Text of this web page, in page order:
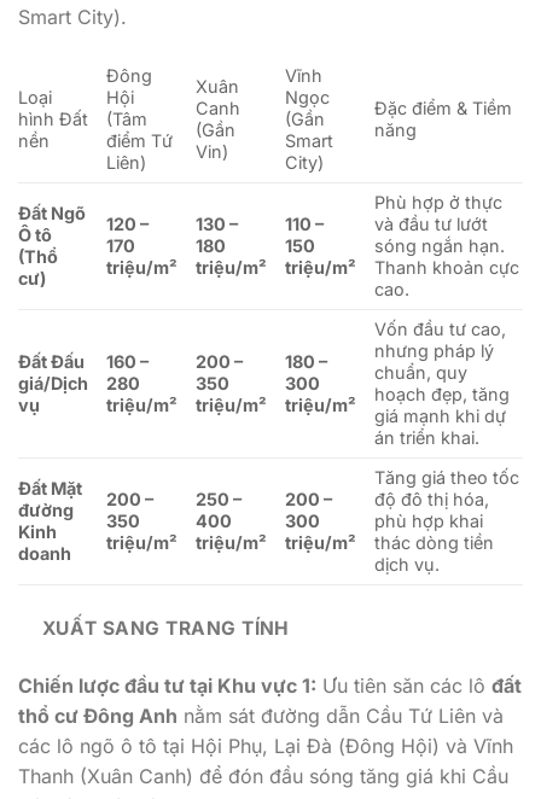
Smart City).
Loại
hình Đất
nền
Đông
Hội
(Tâm
điểm Tứ
Liên)
Xuân
Canh
(Gần
Vin)
Vĩnh
Ngọc
(Gần
Smart
City)
Đặc điểm & Tiềm
năng
Đất Ngõ
Ô tô
(Thổ
cư)
120 –
170
triệu/m²
130 –
180
triệu/m²
110 –
150
triệu/m²
Phù hợp ở thực
và đầu tư lướt
sóng ngắn hạn.
Thanh khoản cực
cao.
Đất Đấu
giá/Dịch
vụ
160 –
280
triệu/m²
200 –
350
triệu/m²
180 –
300
triệu/m²
Vốn đầu tư cao,
nhưng pháp lý
chuẩn, quy
hoạch đẹp, tăng
giá mạnh khi dự
án triển khai.
Đất Mặt
đường
Kinh
doanh
200 –
350
triệu/m²
250 –
400
triệu/m²
200 –
300
triệu/m²
Tăng giá theo tốc
độ đô thị hóa,
phù hợp khai
thác dòng tiền
dịch vụ.
XUẤT SANG TRANG TÍNH
Chiến lược đầu tư tại Khu vực 1: Ưu tiên săn các lô đất
thổ cư Đông Anh nằm sát đường dẫn Cầu Tứ Liên và
các lô ngõ ô tô tại Hội Phụ, Lại Đà (Đông Hội) và Vĩnh
Thanh (Xuân Canh) để đón đầu sóng tăng giá khi Cầu